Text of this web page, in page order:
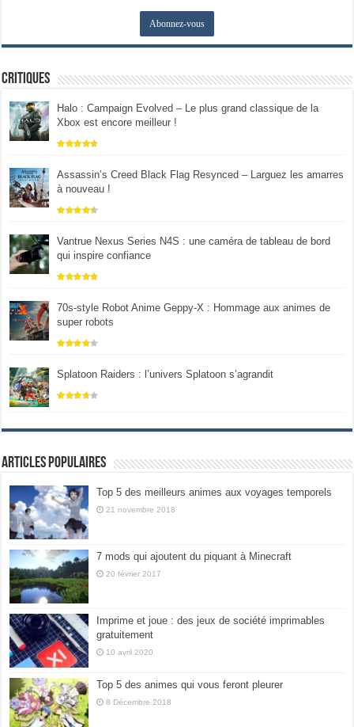
Critiques
Halo : Campaign Evolved – Le plus grand classique de la
Xbox est encore meilleur !
Assassin’s Creed Black Flag Resynced – Larguez les amarres
à nouveau !
Vantrue Nexus Series N4S : une caméra de tableau de bord
qui inspire confiance
70s-style Robot Anime Geppy-X : Hommage aux animes de
super robots
Splatoon Raiders : l’univers Splatoon s’agrandit
Articles populaires
Top 5 des meilleurs animes aux voyages temporels
21 novembre 2018
7 mods qui ajoutent du piquant à Minecraft
20 février 2017
Imprime et joue : des jeux de société imprimables
gratuitement
10 avril 2020
Top 5 des animes qui vous feront pleurer
8 Décembre 2018